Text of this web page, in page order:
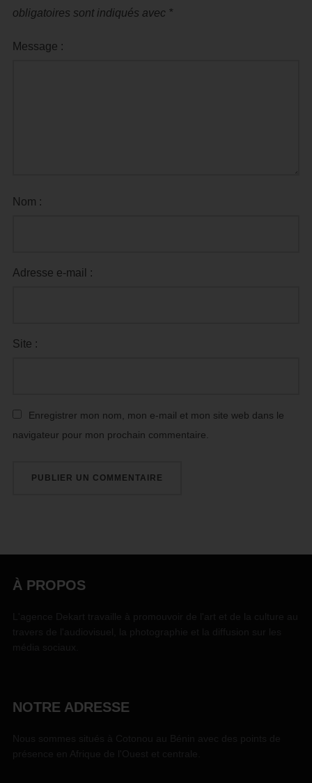
obligatoires sont indiqués avec *
Message :
Nom :
Adresse e-mail :
Site :
Enregistrer mon nom, mon e-mail et mon site web dans le
navigateur pour mon prochain commentaire.
À PROPOS
NOTRE ADRESSE